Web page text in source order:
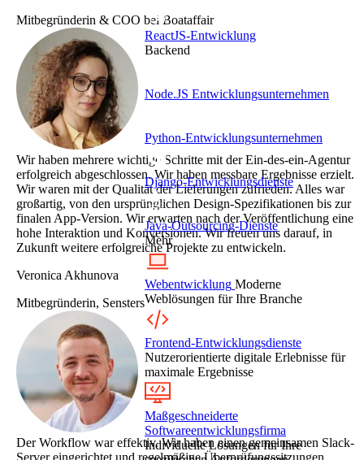
Mitbegründerin & COO bei Boataffair
Wir haben mehrere wichtige Schritte mit der Ein-des-ein-Agentur
erfolgreich abgeschlossen. Wir haben messbare Ergebnisse erzielt.
Wir waren mit der Qualität der Lieferungen zufrieden. Alles war
großartig, von den ursprünglichen Design-Spezifikationen bis zur
finalen App-Version. Wir erwarten nach der Veröffentlichung eine
hohe Interaktion und Konversionen. Wir freuen uns darauf, in
Zukunft weitere erfolgreiche Projekte zu entwickeln.
Veronica Akhunova
Mitbegründerin, Sensters
Der Workflow war effektiv. Wir haben einen gemeinsamen Slack-
Server eingerichtet und regelmäßige Überprüfungssitzungen
ReactJS-Entwicklung
Backend
Node.JS Entwicklungsunternehmen
Python-Entwicklungsunternehmen
Django-Entwicklungsdienste
Java-Outsourcing-Dienste
Mehr
Webentwicklung Moderne
Weblösungen für Ihre Branche
Frontend-Entwicklungsdienste
Nutzerorientierte digitale Erlebnisse für
maximale Ergebnisse
Maßgeschneiderte
Softwareentwicklungsfirma
Individuelle Lösungen für Ihre